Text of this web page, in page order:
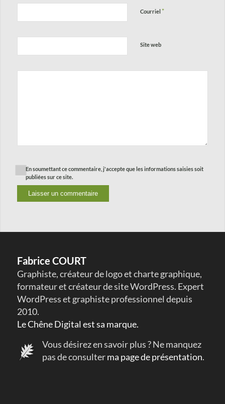
Courriel *
Site web
En soumettant ce commentaire, j'accepte que les informations saisies soit
publiées sur ce site.
Fabrice COURT
Graphiste, créateur de logo et charte graphique,
formateur et créateur de site WordPress. Expert
WordPress et graphiste professionnel depuis
2010.
Le Chêne Digital est sa marque.
Vous désirez en savoir plus ? Ne manquez
pas de consulterma page de présentation.